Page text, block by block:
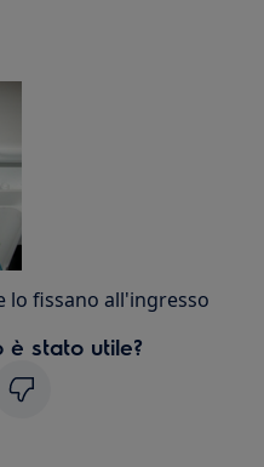
lo fissano all'ingresso
è stato utile?